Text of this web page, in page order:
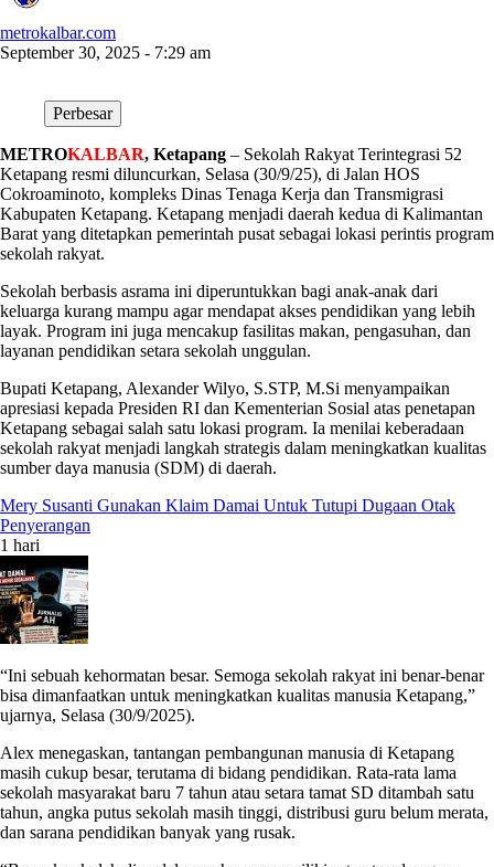
metrokalbar.com
September 30, 2025 - 7:29 am
Perbesar
METROKALBAR, Ketapang – Sekolah Rakyat Terintegrasi 52
Ketapang resmi diluncurkan, Selasa (30/9/25), di Jalan HOS
Cokroaminoto, kompleks Dinas Tenaga Kerja dan Transmigrasi
Kabupaten Ketapang. Ketapang menjadi daerah kedua di Kalimantan
Barat yang ditetapkan pemerintah pusat sebagai lokasi perintis program
sekolah rakyat.
Sekolah berbasis asrama ini diperuntukkan bagi anak-anak dari
keluarga kurang mampu agar mendapat akses pendidikan yang lebih
layak. Program ini juga mencakup fasilitas makan, pengasuhan, dan
layanan pendidikan setara sekolah unggulan.
Bupati Ketapang, Alexander Wilyo, S.STP, M.Si menyampaikan
apresiasi kepada Presiden RI dan Kementerian Sosial atas penetapan
Ketapang sebagai salah satu lokasi program. Ia menilai keberadaan
sekolah rakyat menjadi langkah strategis dalam meningkatkan kualitas
sumber daya manusia (SDM) di daerah.
Mery Susanti Gunakan Klaim Damai Untuk Tutupi Dugaan Otak
Penyerangan
1 hari
“Ini sebuah kehormatan besar. Semoga sekolah rakyat ini benar-benar
bisa dimanfaatkan untuk meningkatkan kualitas manusia Ketapang,”
ujarnya, Selasa (30/9/2025).
Alex menegaskan, tantangan pembangunan manusia di Ketapang
masih cukup besar, terutama di bidang pendidikan. Rata-rata lama
sekolah masyarakat baru 7 tahun atau setara tamat SD ditambah satu
tahun, angka putus sekolah masih tinggi, distribusi guru belum merata,
dan sarana pendidikan banyak yang rusak.